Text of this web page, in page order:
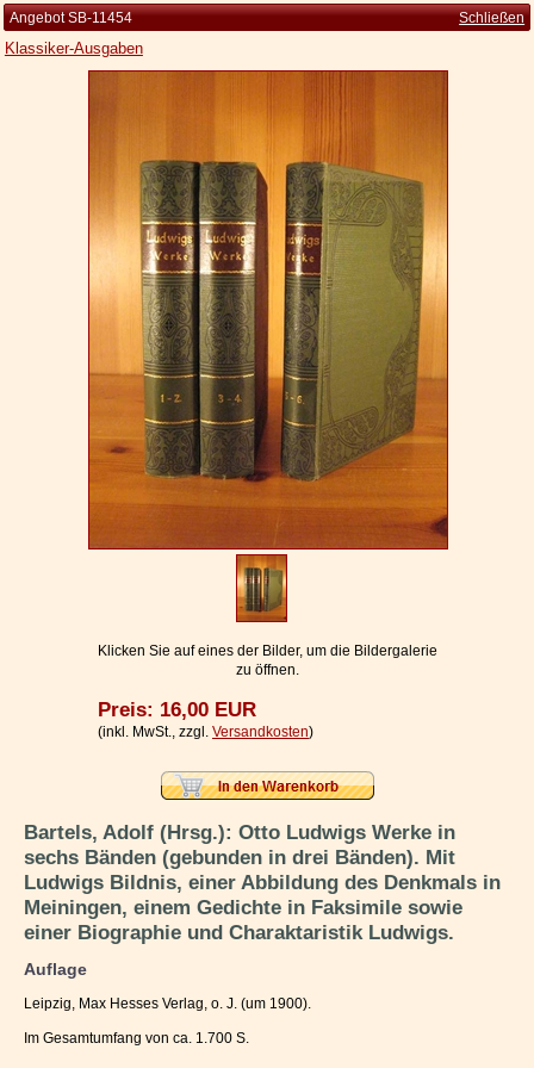
Kleine Kulturgeschichte
Die Brockhaus Auflagen
Die Meyer Auflagen
Zu den Angeboten
Widerrufsbelehrung
Geschäftsbedingungen
Ihr Warenkorb
Angebot SB-11454 Schließen
Klassiker-Ausgaben
Klicken Sie auf eines der Bilder, um die Bildergalerie
zu öffnen.
Preis: 16,00 EUR
(inkl. MwSt., zzgl. Versandkosten)
Bartels, Adolf (Hrsg.): Otto Ludwigs Werke in
sechs Bänden (gebunden in drei Bänden). Mit
Ludwigs Bildnis, einer Abbildung des Denkmals in
Meiningen, einem Gedichte in Faksimile sowie
einer Biographie und Charaktaristik Ludwigs.
Auflage
Leipzig, Max Hesses Verlag, o. J. (um 1900).
Im Gesamtumfang von ca. 1.700 S.